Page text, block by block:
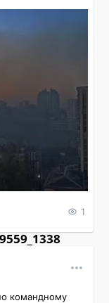
1
командному